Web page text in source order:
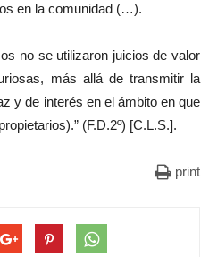
en la comunidad (…).
no se utilizaron juicios de valor
más allá de transmitir la
y de interés en el ámbito en que
(F.D.2º) [C.L.S.].
print